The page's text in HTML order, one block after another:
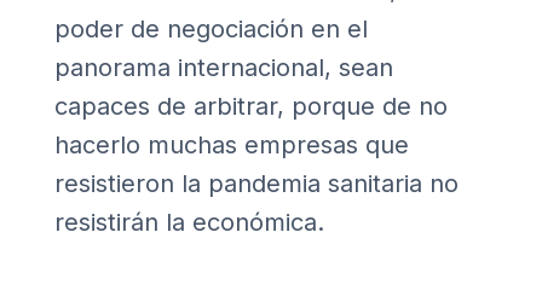
poder de negociación en el
panorama internacional, sean
capaces de arbitrar, porque de no
hacerlo muchas empresas que
resistieron la pandemia sanitaria no
resistirán la económica.